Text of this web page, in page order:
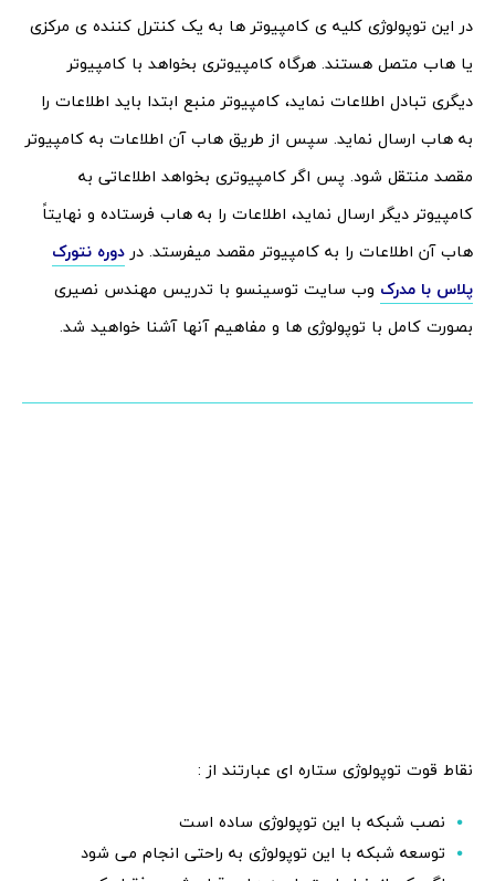
در این توپولوژی کلیه ی کامپیوتر ها به یک کنترل کننده ی مرکزی
یا هاب متصل هستند. هرگاه کامپیوتری بخواهد با کامپیوتر
دیگری تبادل اطلاعات نماید، کامپیوتر منبع ابتدا باید اطلاعات را
به هاب ارسال نماید. سپس از طریق هاب آن اطلاعات به کامپیوتر
مقصد منتقل شود. پس اگر کامپیوتری بخواهد اطلاعاتی به
کامپیوتر دیگر ارسال نماید، اطلاعات را به هاب فرستاده و نهایتاً
هاب آن اطلاعات را به کامپیوتر مقصد میفرستد. در دوره نتورک
پلاس با مدرک وب سایت توسینسو با تدریس مهندس نصیری
بصورت کامل با توپولوژی ها و مفاهیم آنها آشنا خواهید شد.
نقاط قوت توپولوژی ستاره ای عبارتند از :
نصب شبکه با این توپولوژی ساده است
توسعه شبکه با این توپولوژی به راحتی انجام می شود